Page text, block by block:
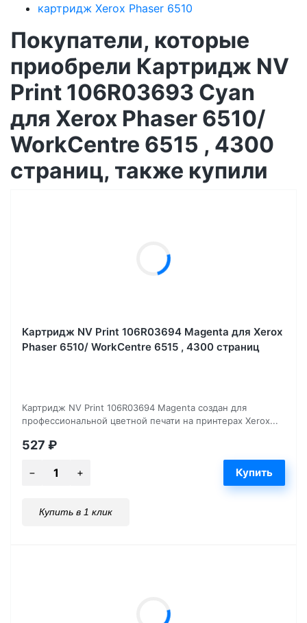
картридж Xerox Phaser 6510
Покупатели, которые
приобрели Картридж NV
Print 106R03693 Cyan
для Xerox Phaser 6510/
WorkCentre 6515 , 4300
страниц, также купили
Картридж NV Print 106R03694 Magenta для Xerox
Phaser 6510/ WorkCentre 6515 , 4300 страниц
Картридж NV Print 106R03694 Magenta создан для
профессиональной цветной печати на принтерах Xerox...
527 ₽
Купить в 1 клик